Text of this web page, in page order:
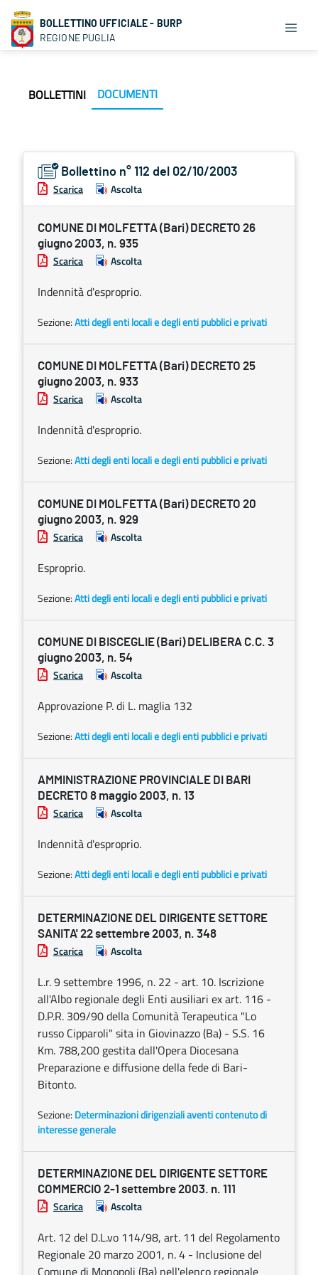
BOLLETTINO UFFICIALE - BURP
REGIONE PUGLIA
BOLLETTINI DOCUMENTI
Bollettino n° 112 del 02/10/2003
Scarica Ascolta
COMUNE DI MOLFETTA (Bari) DECRETO 26
giugno 2003, n. 935
Scarica Ascolta
Indennità d'esproprio.
Sezione:Atti degli enti locali e degli enti pubblici e privati
COMUNE DI MOLFETTA (Bari) DECRETO 25
giugno 2003, n. 933
Scarica Ascolta
Indennità d'esproprio.
Sezione:Atti degli enti locali e degli enti pubblici e privati
COMUNE DI MOLFETTA (Bari) DECRETO 20
giugno 2003, n. 929
Scarica Ascolta
Esproprio.
Sezione:Atti degli enti locali e degli enti pubblici e privati
COMUNE DI BISCEGLIE (Bari) DELIBERA C.C. 3
giugno 2003, n. 54
Scarica Ascolta
Approvazione P. di L. maglia 132
Sezione:Atti degli enti locali e degli enti pubblici e privati
AMMINISTRAZIONE PROVINCIALE DI BARI
DECRETO 8 maggio 2003, n. 13
Scarica Ascolta
Indennità d'esproprio.
Sezione:Atti degli enti locali e degli enti pubblici e privati
DETERMINAZIONE DEL DIRIGENTE SETTORE
SANITA' 22 settembre 2003, n. 348
Scarica Ascolta
L.r. 9 settembre 1996, n. 22 - art. 10. Iscrizione
all'Albo regionale degli Enti ausiliari ex art. 116 -
D.P.R. 309/90 della Comunità Terapeutica "Lo
russo Cipparoli" sita in Giovinazzo (Ba) - S.S. 16
Km. 788,200 gestita dall'Opera Diocesana
Preparazione e diffusione della fede di Bari-
Bitonto.
Sezione: Determinazioni dirigenziali aventi contenuto di
interesse generale
DETERMINAZIONE DEL DIRIGENTE SETTORE
COMMERCIO 2-1 settembre 2003. n. 111
Scarica Ascolta
Art. 12 del D.L.vo 114/98, art. 11 del Regolamento
Regionale 20 marzo 2001, n. 4 - Inclusione del
Comune di Monopoli (Ba) nell'elenco regionale